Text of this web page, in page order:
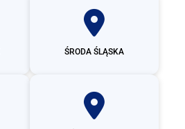
ŚRODA ŚLĄSKA